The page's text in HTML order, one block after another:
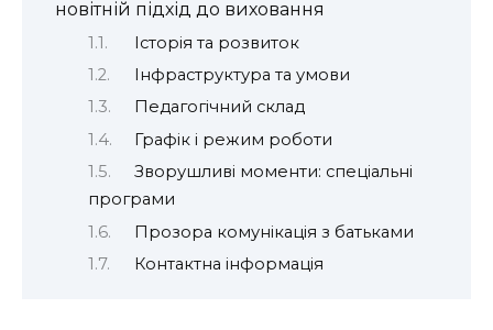
новітній підхід до виховання
Історія та розвиток
Інфраструктура та умови
Педагогічний склад
Графік і режим роботи
Зворушливі моменти: спеціальні
програми
Прозора комунікація з батьками
Контактна інформація